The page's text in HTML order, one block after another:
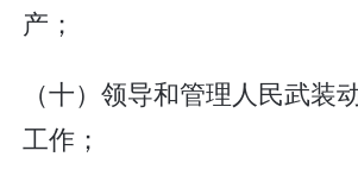
产；
（十）领导和管理人民武装
工作；